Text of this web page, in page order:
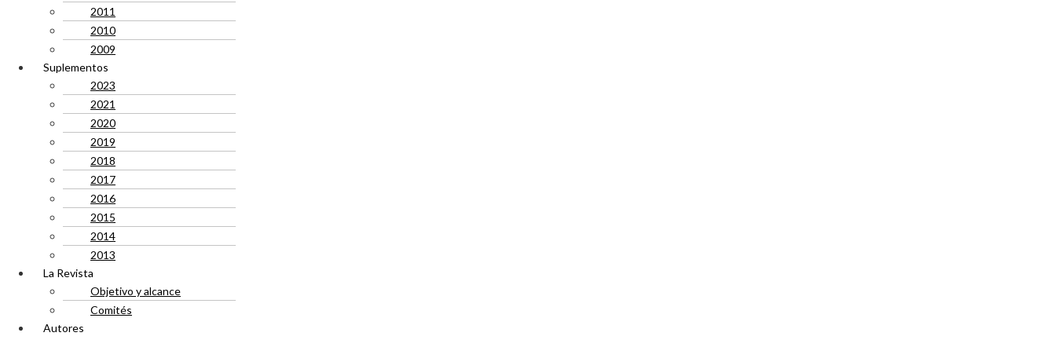
2011
2010
2009
Suplementos
2023
2021
2020
2019
2018
2017
2016
2015
2014
2013
La Revista
Objetivo y alcance
Comités
Autores